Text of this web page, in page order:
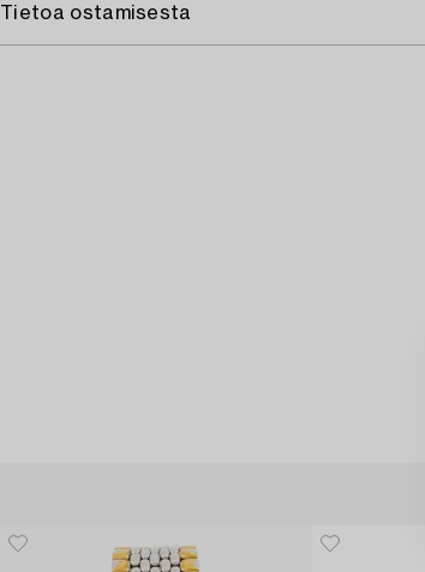
Tietoa ostamisesta